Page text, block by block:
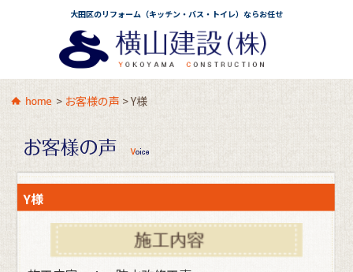
大田区のリフォーム（キッチン・バス・トイレ）ならお任せ
> お客様の声 >Y様
Y様